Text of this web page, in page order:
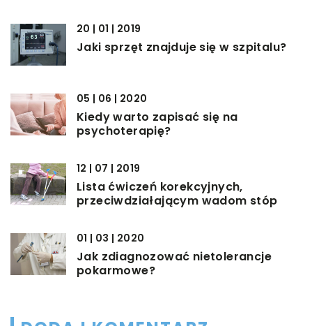
20 | 01 | 2019
Jaki sprzęt znajduje się w szpitalu?
05 | 06 | 2020
Kiedy warto zapisać się na
psychoterapię?
12 | 07 | 2019
Lista ćwiczeń korekcyjnych,
przeciwdziałającym wadom stóp
01 | 03 | 2020
Jak zdiagnozować nietolerancje
pokarmowe?